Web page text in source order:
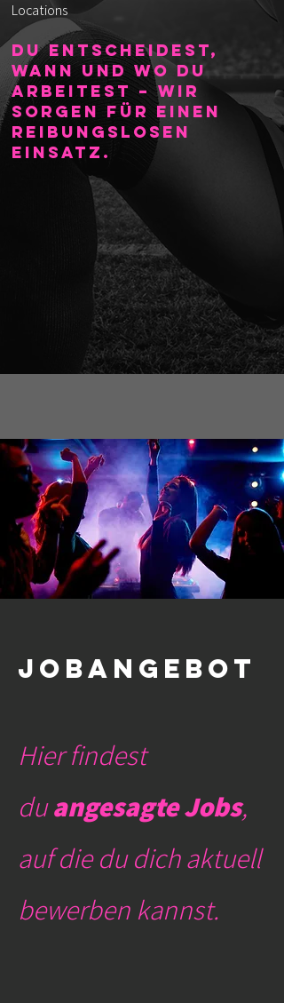
Locations
Du entscheidest,
wann und wo du
arbeitest – wir
sorgen für einen
reibungslosen
Einsatz.
JOBANGEBOT
Hier findest
duangesagte Jobs,
auf die du dich aktuell
bewerben kannst.